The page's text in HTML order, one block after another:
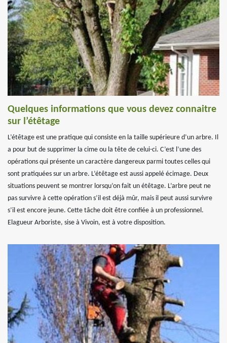
Quelques informations que vous devez connaitre
sur l’étêtage
L’étêtage est une pratique qui consiste en la taille supérieure d’un arbre. Il
a pour but de supprimer la cime ou la tête de celui-ci. C’est l’une des
opérations qui présente un caractère dangereux parmi toutes celles qui
sont pratiquées sur un arbre. L’étêtage est aussi appelé écimage. Deux
situations peuvent se montrer lorsqu’on fait un étêtage. L’arbre peut ne
pas survivre à cette opération s’il est déjà mûr, mais il peut aussi survivre
s’il est encore jeune. Cette tâche doit être confiée à un professionnel.
Elagueur Arboriste, sise à Vivoin, est à votre disposition.